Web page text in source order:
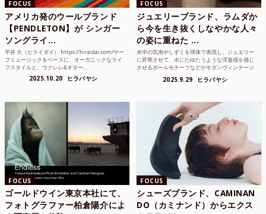
FOCUS
アメリカ発のウールブランド
【PENDLETON】が シンガー
ソングライ...
平井 大（ヒライダイ） https://hiraidai.com/サー
フミュージックをベースに、オーガニックなライ
フスタイルと、ウクレレ&ギター...
2025.10.20 ヒラバヤシ
FOCUS
ジュエリーブランド、ラムダか
ら今を生き抜くしなやかな人々
の姿に重ねた ...
水中の気泡やしずくを球体で表現し、ジュエリー
に昇華させて、水にたゆたうような浮遊感を感じ
させるボールモチーフなどがモダンヴィンテージ
2025.9.29 ヒラバヤシ
FOCUS
ゴールドウイン東京本社にて、
フォトグラファー柏倉陽介によ
FOCUS
シューズブランド、CAMINAN
DO（カミナンド）からエクス